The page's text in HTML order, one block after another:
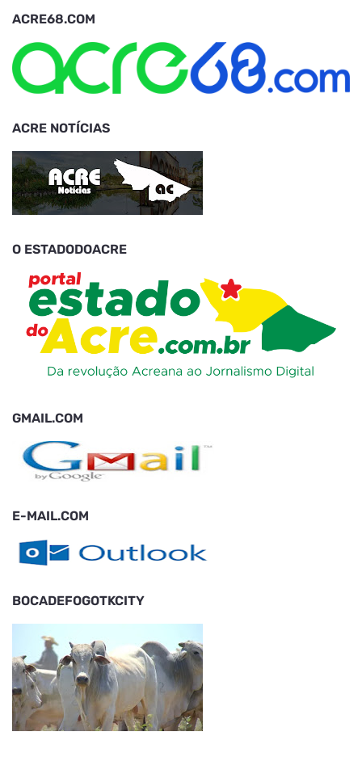
ACRE68.COM
ACRE NOTÍCIAS
O ESTADODOACRE
GMAIL.COM
E-MAIL.COM
BOCADEFOGOTKCITY